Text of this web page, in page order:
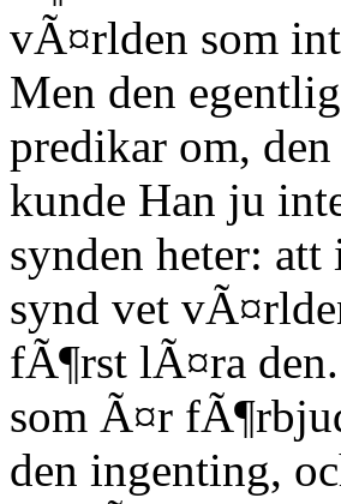
vÃ¤rlden som
Men den
predikar om,
kunde Han ju
synden heter:
synd vet
fÃ¶rst lÃ¤ra
som Ã¤r
den ingenting,